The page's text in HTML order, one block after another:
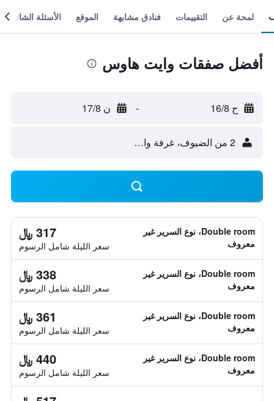
لمحة عن التقييمات فنادق مشابهة الموقع الأسئلة الشائعة
أفضل صفقات وايت هاوس
ح 16/8 - ن 17/8
2 من الضيوف، غرفة واحدة
Double room، نوع السرير غير
معروف
317 ﷼
سعر الليلة شامل الرسوم
Double room، نوع السرير غير
معروف
338 ﷼
سعر الليلة شامل الرسوم
Double room، نوع السرير غير
معروف
361 ﷼
سعر الليلة شامل الرسوم
Double room، نوع السرير غير
معروف
440 ﷼
سعر الليلة شامل الرسوم